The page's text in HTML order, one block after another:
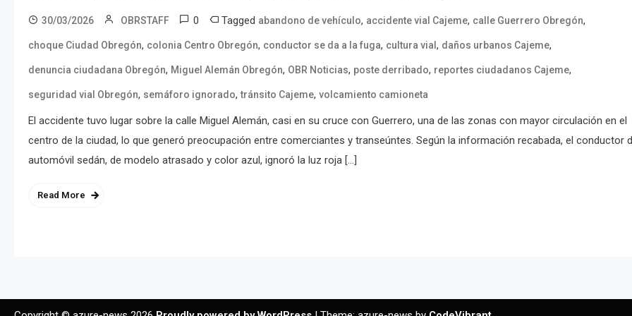
30/03/2026 OBRSTAFF 0 Tagged abandono de vehículo, accidente vial Cajeme, calle Guerrero Obregón,
choque Ciudad Obregón, colonia Centro Obregón, conductor se da a la fuga, cultura vial , daños urbanos Cajeme,
denuncia ciudadana Obregón, Miguel Alemán Obregón, OBR Noticias, poste derribado, reportes ciudadanos Cajeme,
seguridad vial Obregón, semáforo ignorado,tránsito Cajeme, volcamiento camioneta
El accidente tuvo lugar sobre la calle Miguel Alemán, casi en su cruce con Guerrero, una de las zonas con mayor circulación en el
centro de la ciudad, lo que generó preocupación entre comerciantes y transeúntes. Según la información recabada, el conductor
automóvil sedán, de modelo atrasado y color azul, ignoró la luz roja […]
Read More